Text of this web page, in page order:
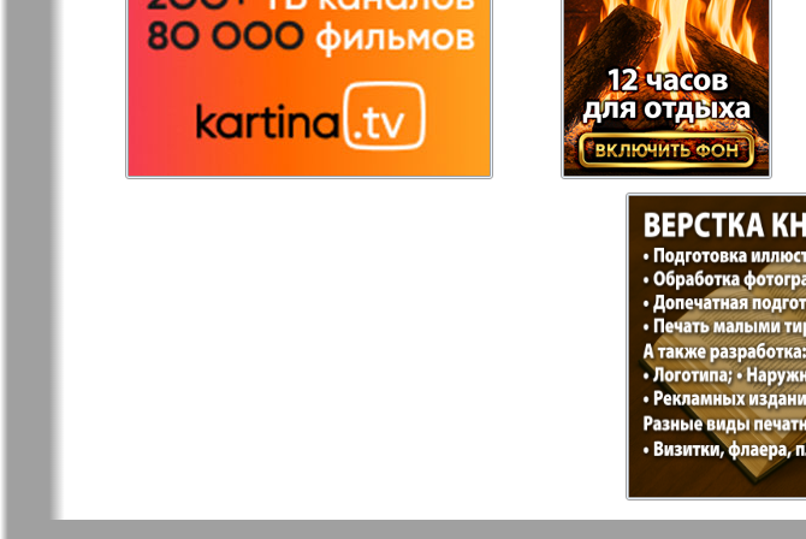
Редакция
Германия
Рейнская газета Рецепты
Русская Газета Русская Мысль
Русский
У нас в